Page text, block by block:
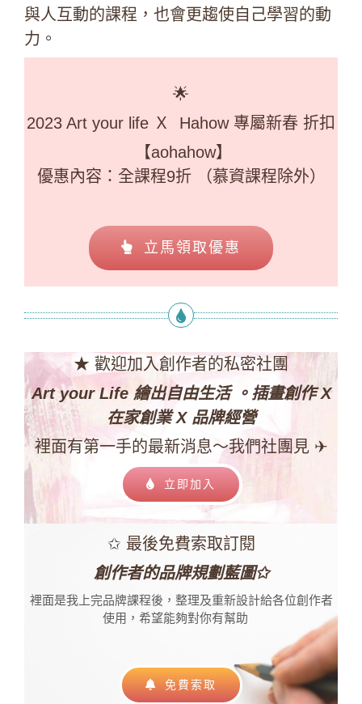
與人互動的課程，也會更趨使自己學習的動
力。
🌟
2023 Art your life Ｘ Hahow 專屬新春 折扣
【aohahow】
優惠內容：全課程9折 （慕資課程除外）
立馬領取優惠
★ 歡迎加入創作者的私密社團
Art your Life 繪出自由生活 。插畫創作 X
在家創業 X 品牌經營
裡面有第一手的最新消息～我們社團見 ✈
立即加入
✩ 最後免費索取訂閱
創作者的品牌規劃藍圖✩
裡面是我上完品牌課程後， 整理及重新設計給各位創作者
使用，希望能夠對你有幫助
免費索取